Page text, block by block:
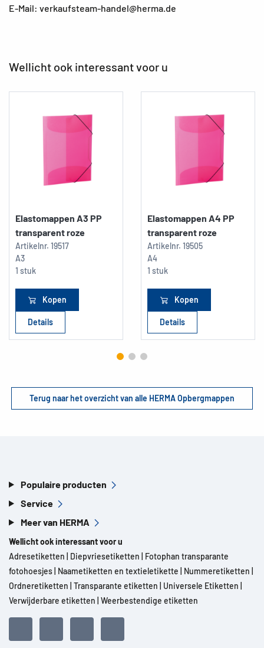
E-Mail: verkaufsteam-handel@herma.de
Wellicht ook interessant voor u
Elastomappen A3 PP
transparent roze
Artikelnr. 19517
A3
1 stuk
Kopen
Details
Elastomappen A4 PP
transparent roze
Artikelnr. 19505
A4
1 stuk
Kopen
Details
Terug naar het overzicht van alle HERMA Opbergmappen
Populaire producten
Service
Meer van HERMA
Wellicht ook interessant voor u
Adresetiketten
Diepvriesetiketten
Fotophan transparante
fotohoesjes Naametiketten en textieletikette Nummeretiketten
Ordneretiketten Transparante etiketten Universele Etiketten
Verwijderbare etiketten Weerbestendige etiketten